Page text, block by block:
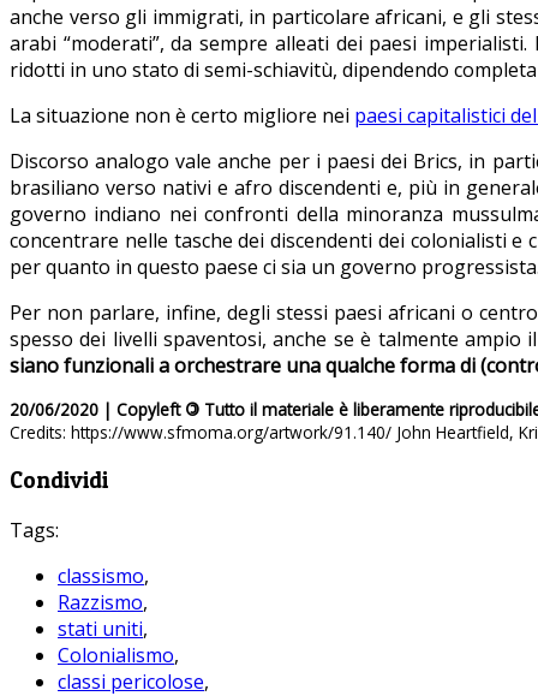
anche verso gli immigrati, in particolare africani, e gli
arabi “moderati”, da sempre alleati dei paesi
ridotti in uno stato di semi-schiavitù, dipendendo
La situazione non è certo migliore nei paesi capitalistici
Discorso analogo vale anche per i paesi dei Brics, in
brasiliano verso nativi e afro discendenti e, più in
governo indiano nei confronti della minoranza
concentrare nelle tasche dei discendenti dei colonialisti
per quanto in questo paese ci sia un governo
Per non parlare, infine, degli stessi paesi africani o
spesso dei livelli spaventosi, anche se è talmente
siano funzionali a orchestrare una qualche forma di
20/06/2020 | Copyleft © Tutto il materiale è liberamente
Credits: https://www.sfmoma.org/artwork/91.140/ John Heartfield,
Condividi
Tags:
classismo,
Razzismo,
stati uniti,
Colonialismo,
classi pericolose,